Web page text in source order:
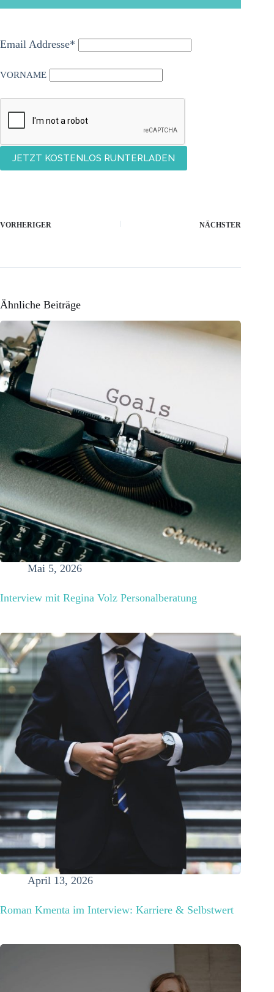
Email Addresse*
VORNAME
VORHERIGER NÄCHSTER
Ähnliche Beiträge
Mai 5, 2026
Interview mit Regina Volz Personalberatung
April 13, 2026
Roman Kmenta im Interview: Karriere & Selbstwert